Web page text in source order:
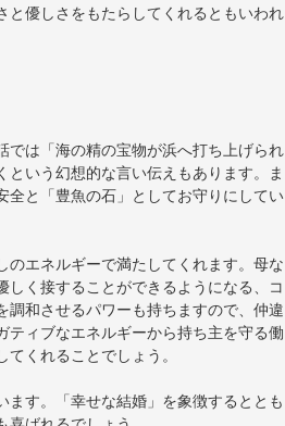
と優しさをもたらしてくれるともいわれ
では「海の精の宝物が浜へ打ち上げられ
いう幻想的な言い伝えもあります。ま
全と「豊魚の石」としてお守りにしてい
のエネルギーで満たしてくれます。母な
く接することができるようになる、コ
調和させるパワーも持ちますので、仲違
ティブなエネルギーから持ち主を守る働
くれることでしょう。
す。「幸せな結婚」を象徴するととも